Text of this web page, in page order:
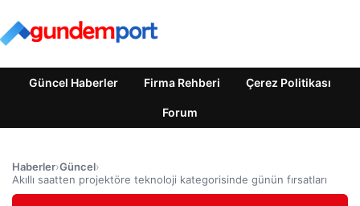
Güncel Haberler Firma Rehberi Çerez Politikası
Forum
Haberler›Güncel›
Akıllı saatten projektöre teknoloji kategorisinde günün fırsatları